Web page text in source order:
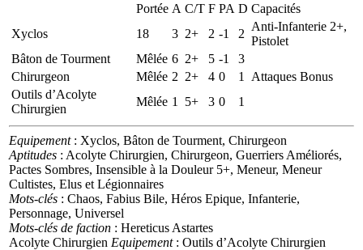
Portée A C/T F PA D Capacités
Xyclos
18 3 2+ 2 -1 2
Anti-Infanterie 2+,
Pistolet
Bâton de Tourment
Mêlée 6 2+ 5 -1
3
Chirurgeon
Mêlée 2 2+ 4 0 1
Attaques Bonus
Outils d’Acolyte
Chirurgien
Mêlée 1 5+ 3 0 1
Equipement: Xyclos, Bâton de Tourment, Chirurgeon
Aptitudes : Acolyte Chirurgien, Chirurgeon, Guerriers Améliorés,
Pactes Sombres, Insensible à la Douleur 5+, Meneur, Meneur
Cultistes, Elus et Légionnaires
Mots-clés : Chaos, Fabius Bile, Héros Epique, Infanterie,
Personnage, Universel
Mots-clés de faction : Hereticus Astartes
Acolyte Chirurgien Equipement: Outils d’Acolyte Chirurgien